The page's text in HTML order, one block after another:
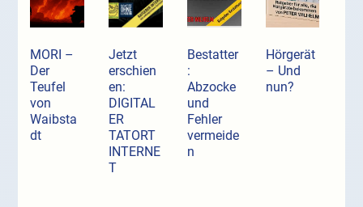
MORI –
Der
Teufel
von
Waibsta
dt
Jetzt
erschien
en:
DIGITAL
ER
TATORT
INTERNE
T
Bestatter
:
Abzocke
und
Fehler
vermeide
n
Hörgerät
– Und
nun?